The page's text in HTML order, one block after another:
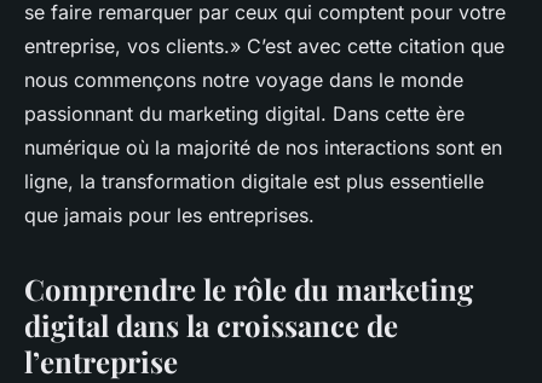
marketing digital pour
augmenter son chiffre
d'affaires
Julie•15 octobre 2023•6 min de lecture
se faire remarquer par ceux qui comptent pour votre
entreprise, vos clients.» C’est avec cette citation que
nous commençons notre voyage dans le monde
passionnant du marketing digital. Dans cette ère
numérique où la majorité de nos interactions sont en
ligne, la transformation digitale est plus essentielle
que jamais pour les entreprises.
Comprendre le rôle du marketing
digital dans la croissance de
l’entreprise